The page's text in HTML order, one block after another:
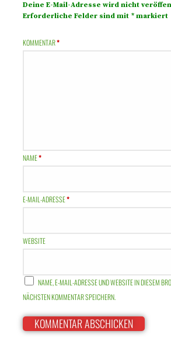
Deine E-Mail-Adresse wird nicht
Erforderliche Felder sind mit * markiert
KOMMENTAR*
NAME*
E-MAIL-ADRESSE*
WEBSITE
NAME, E-MAIL-ADRESSE UND WEBSITE IN DIESEM
NÄCHSTEN KOMMENTAR SPEICHERN.